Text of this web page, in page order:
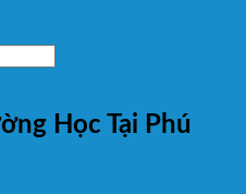
Học Tại Phú